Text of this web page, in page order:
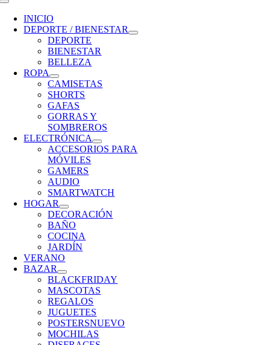
Toggle
Navigation
INICIO
DEPORTE / BIENESTAR
DEPORTE
BIENESTAR
BELLEZA
ROPA
CAMISETAS
SHORTS
GAFAS
GORRAS Y
SOMBREROS
ELECTRÓNICA
ACCESORIOS PARA
MÓVILES
GAMERS
AUDIO
SMARTWATCH
HOGAR
DECORACIÓN
BAÑO
COCINA
JARDÍN
VERANO
BAZAR
BLACKFRIDAY
MASCOTAS
REGALOS
JUGUETES
POSTERSNUEVO
MOCHILAS